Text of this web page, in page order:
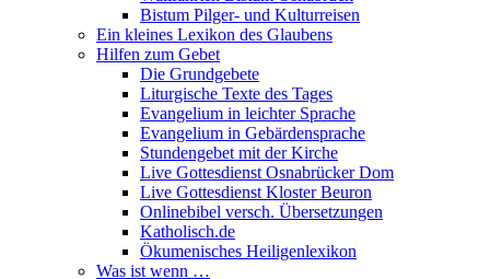
Bistum Pilger- und Kulturreisen
Ein kleines Lexikon des Glaubens
Hilfen zum Gebet
Die Grundgebete
Liturgische Texte des Tages
Evangelium in leichter Sprache
Evangelium in Gebärdensprache
Stundengebet mit der Kirche
Live Gottesdienst Osnabrücker Dom
Live Gottesdienst Kloster Beuron
Onlinebibel versch. Übersetzungen
Katholisch.de
Ökumenisches Heiligenlexikon
Was ist wenn …